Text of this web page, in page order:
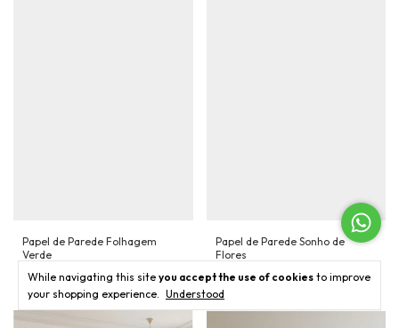
While navigating this site you accept the use of cookies to improve
your shopping experience. Understood
Papel de Parede Folhagem
Verde
$27.19 USD
Papel de Parede Sonho de
Flores
$27.19 USD